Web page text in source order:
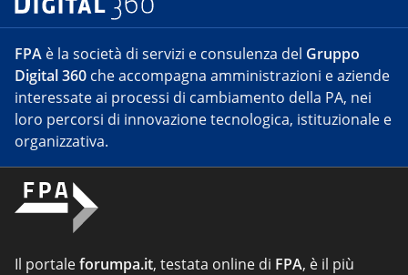
FPA è la società di servizi e consulenza del Gruppo
Digital 360 che accompagna amministrazioni e aziende
interessate ai processi di cambiamento della PA, nei
loro percorsi di innovazione tecnologica, istituzionale e
organizzativa.
Il portaleforumpa.it, testata online di FPA, è il più